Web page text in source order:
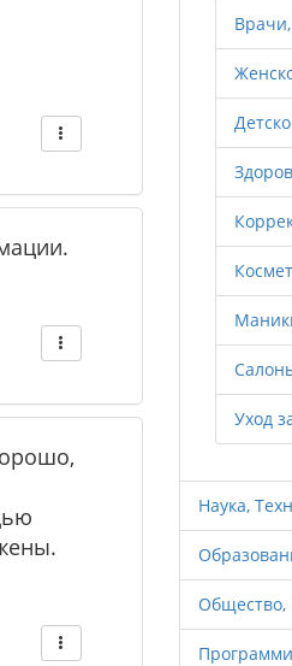
Уход
Наука,
Общество,